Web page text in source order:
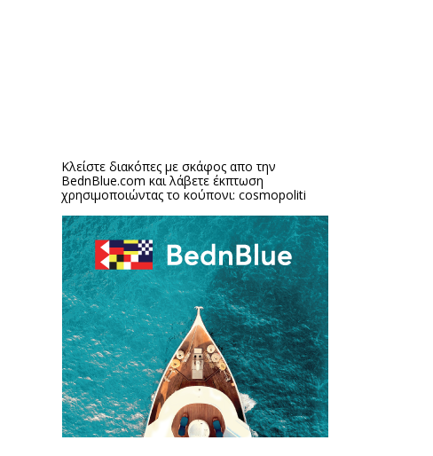
Κλείστε διακόπες με σκάφος απο την
BednBlue.com και λάβετε έκπτωση
χρησιμοποιώντας το κούπονι: cosmopoliti